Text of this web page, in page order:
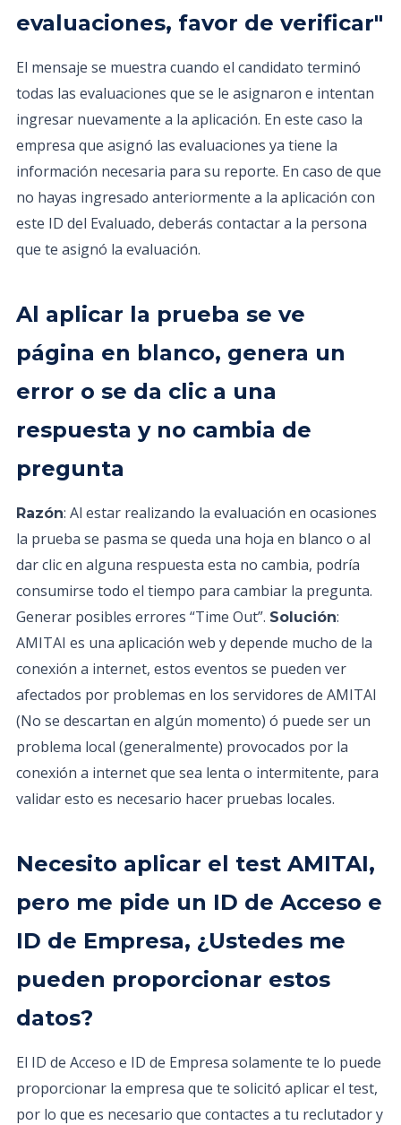
evaluaciones, favor de verificar"
El mensaje se muestra cuando el candidato terminó
todas las evaluaciones que se le asignaron e intentan
ingresar nuevamente a la aplicación. En este caso la
empresa que asignó las evaluaciones ya tiene la
información necesaria para su reporte. En caso de que
no hayas ingresado anteriormente a la aplicación con
este ID del Evaluado, deberás contactar a la persona
que te asignó la evaluación.
Al aplicar la prueba se ve
página en blanco, genera un
error o se da clic a una
respuesta y no cambia de
pregunta
Razón: Al estar realizando la evaluación en ocasiones
la prueba se pasma se queda una hoja en blanco o al
dar clic en alguna respuesta esta no cambia, podría
consumirse todo el tiempo para cambiar la pregunta.
Generar posibles errores “Time Out”. Solución:
AMITAI es una aplicación web y depende mucho de la
conexión a internet, estos eventos se pueden ver
afectados por problemas en los servidores de AMITAI
(No se descartan en algún momento) ó puede ser un
problema local (generalmente) provocados por la
conexión a internet que sea lenta o intermitente, para
validar esto es necesario hacer pruebas locales.
Necesito aplicar el test AMITAI,
pero me pide un ID de Acceso e
ID de Empresa, ¿Ustedes me
pueden proporcionar estos
datos?
El ID de Acceso e ID de Empresa solamente te lo puede
proporcionar la empresa que te solicitó aplicar el test,
por lo que es necesario que contactes a tu reclutador y